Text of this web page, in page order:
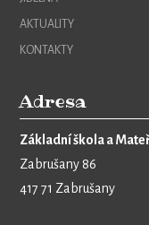
AKTUALITY
KONTAKTY
Adresa
Základní škola a
Zabrušany 86
417 71 Zabrušany